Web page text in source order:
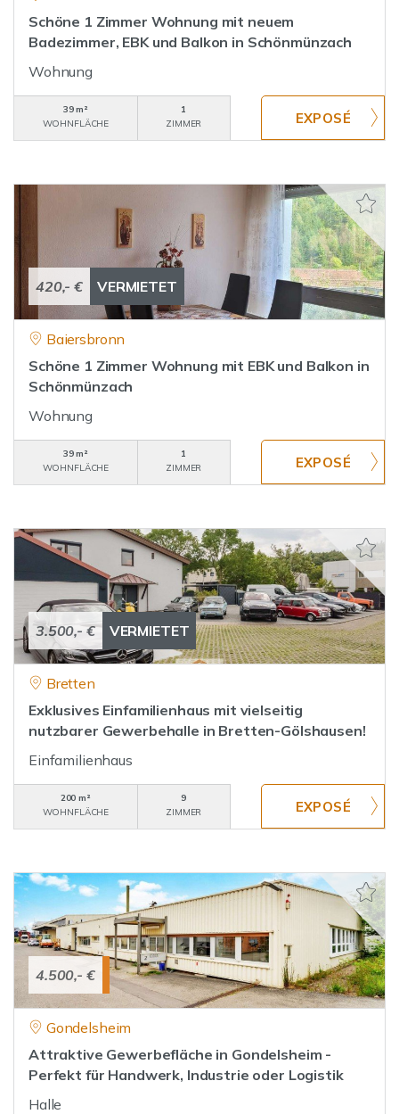
Schöne 1 Zimmer Wohnung mit neuem
Badezimmer, EBK und Balkon in Schönmünzach
Wohnung
39 m²
WOHNFLÄCHE
1
ZIMMER
420,- € VERMIETET
Baiersbronn
Schöne 1 Zimmer Wohnung mit EBK und Balkon in
Schönmünzach
Wohnung
39 m²
WOHNFLÄCHE
1
ZIMMER
3.500,- € VERMIETET
Bretten
Exklusives Einfamilienhaus mit vielseitig
nutzbarer Gewerbehalle in Bretten-Gölshausen!
Einfamilienhaus
200 m²
WOHNFLÄCHE
9
ZIMMER
4.500,- €
Gondelsheim
Attraktive Gewerbefläche in Gondelsheim -
Perfekt für Handwerk, Industrie oder Logistik
Halle